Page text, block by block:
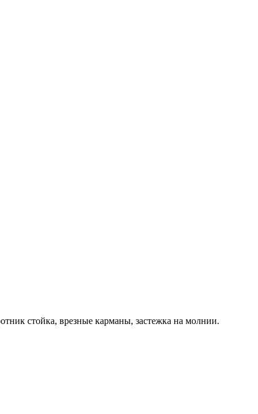
стойка, врезные карманы, застежка на молнии.